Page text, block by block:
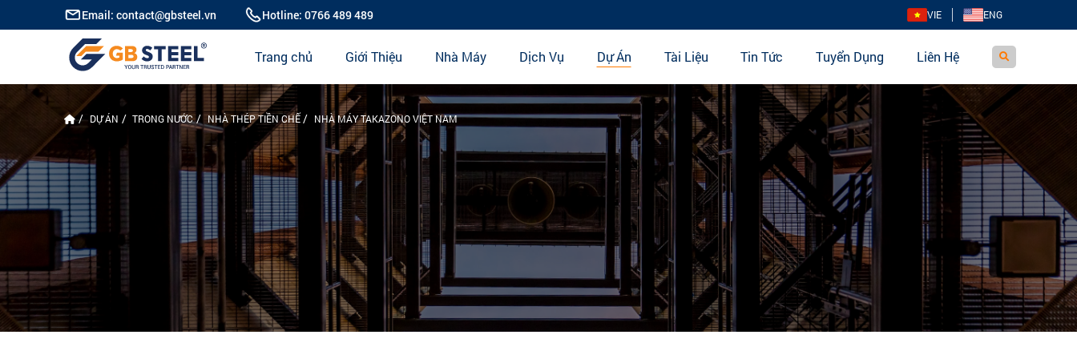
Email: contact@gbsteel.vn Hotline: 0766 489 489 VIE ENG
Trang chủ Giới Thiệu Nhà Máy Dịch Vụ Dự Án Tài Liệu Tin Tức Tuyển Dụng Liên Hệ
DỰ ÁN TRONG NƯỚC NHÀ THÉP TIỀN CHẾ NHÀ MÁY TAKAZONO VIỆT NAM